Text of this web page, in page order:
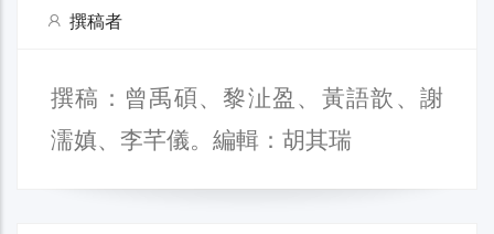
撰稿者
撰稿：曾禹碩、黎沚盈、黃語歆、謝
濡嫃、李芊儀。編輯：胡其瑞